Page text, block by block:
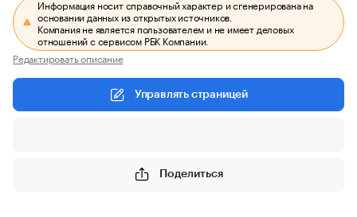
Информация носит справочный характер и сгенерирована на
основании данных из открытых источников.
Компания не является пользователем и не имеет деловых
отношений с сервисом РБК Компании.
Редактировать описание
Управлять страницей
Поделиться